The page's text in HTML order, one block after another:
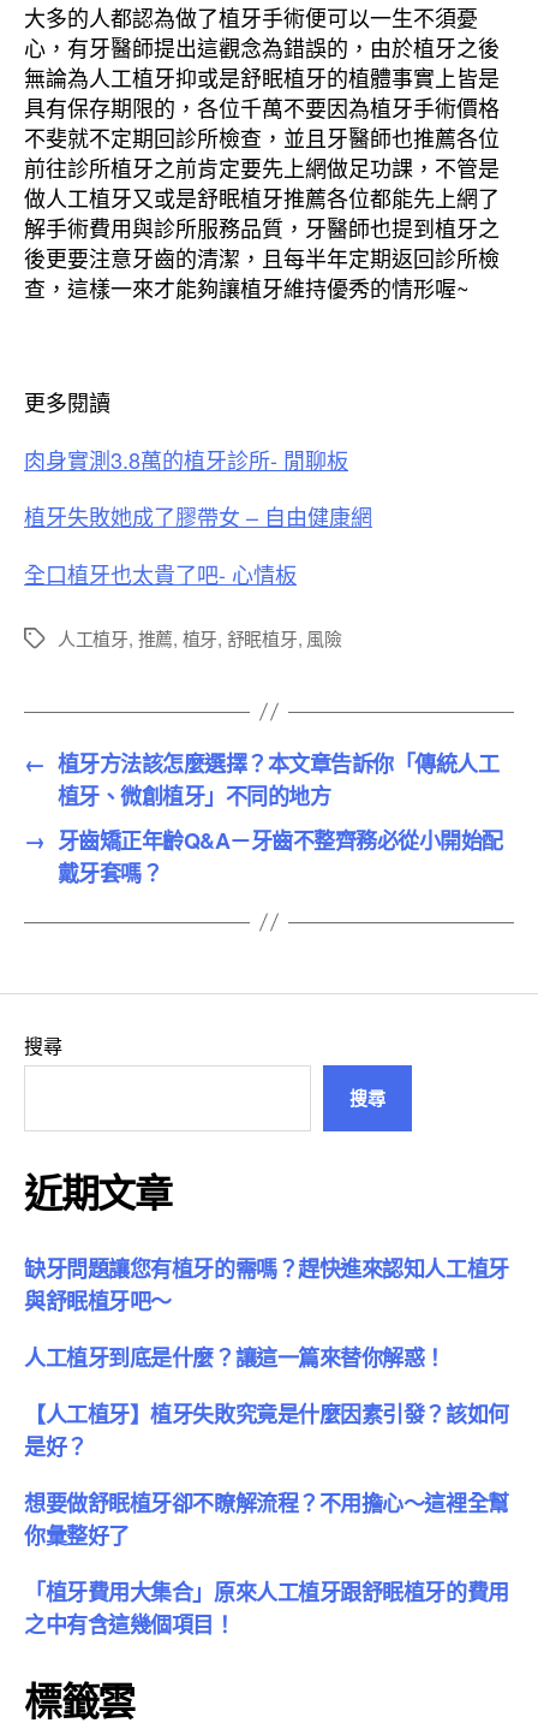
大多的人都認為做了植牙手術便可以一生不須憂
心，有牙醫師提出這觀念為錯誤的，由於植牙之後
無論為人工植牙抑或是舒眠植牙的植體事實上皆是
具有保存期限的，各位千萬不要因為植牙手術價格
不斐就不定期回診所檢查，並且牙醫師也推薦各位
前往診所植牙之前肯定要先上網做足功課，不管是
做人工植牙又或是舒眠植牙推薦各位都能先上網了
解手術費用與診所服務品質，牙醫師也提到植牙之
後更要注意牙齒的清潔，且每半年定期返回診所檢
查，這樣一來才能夠讓植牙維持優秀的情形喔~
更多閱讀
肉身實測3.8萬的植牙診所- 閒聊板
植牙失敗她成了膠帶女 – 自由健康網
全口植牙也太貴了吧- 心情板
標
人工植牙, 推薦, 植牙, 舒眠植牙, 風險
← 植牙方法該怎麼選擇？本文章告訴你「傳統人工
植牙、微創植牙」不同的地方
→ 牙齒矯正年齡Q&A－牙齒不整齊務必從小開始配
戴牙套嗎？
搜尋
搜尋
近期文章
缺牙問題讓您有植牙的需嗎？趕快進來認知人工植牙
與舒眠植牙吧～
人工植牙到底是什麼？讓這一篇來替你解惑！
【人工植牙】植牙失敗究竟是什麼因素引發？該如何
是好？
想要做舒眠植牙卻不瞭解流程？不用擔心～這裡全幫
你彙整好了
「植牙費用大集合」原來人工植牙跟舒眠植牙的費用
之中有含這幾個項目！
標籤雲